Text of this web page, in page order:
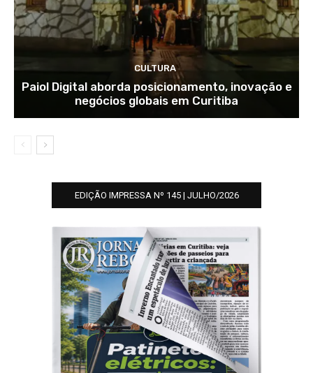
CULTURA
Paiol Digital aborda posicionamento, inovação e
negócios globais em Curitiba
EDIÇÃO IMPRESSA Nº 145 | JULHO/2026